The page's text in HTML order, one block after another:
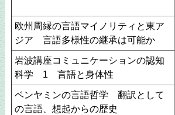
欧州周縁の言語マイノリティと東ア
ジア 言語多様性の継承は可能か
岩波講座コミュニケーションの認知
科学 1 言語と身体性
ベンヤミンの言語哲学 翻訳として
の言語、想起からの歴史